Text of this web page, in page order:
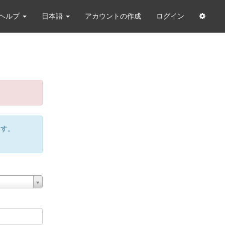
ルプ 日本語 アカウントの作成 ログイン
。